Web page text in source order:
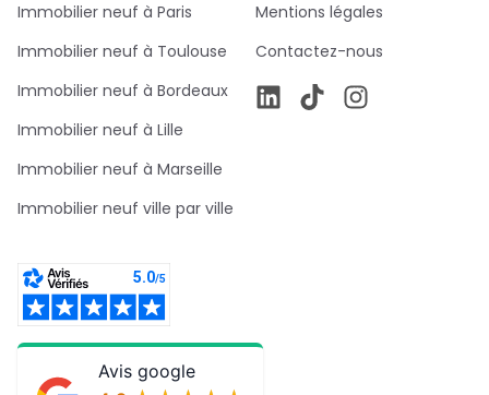
Immobilier neuf à Paris
Immobilier neuf à Toulouse
Immobilier neuf à Bordeaux
Immobilier neuf à Lille
Immobilier neuf à Marseille
Immobilier neuf ville par ville
Mentions légales
Contactez-nous
Avis google